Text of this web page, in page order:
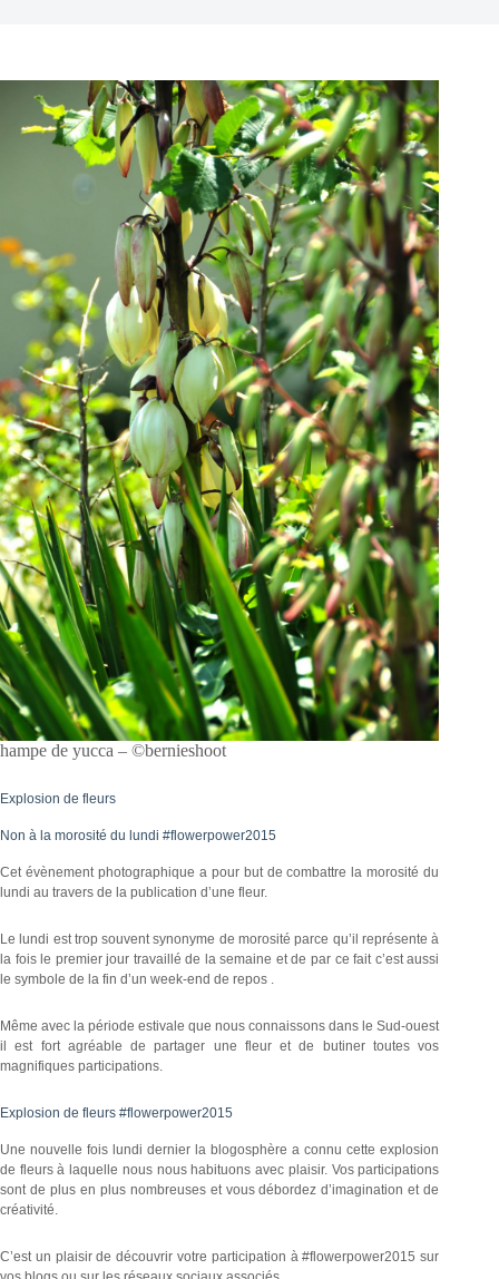
hampe de yucca – ©bernieshoot
Explosion de fleurs
Non à la morosité du lundi #flowerpower2015
Cet évènement photographique a pour but de combattre la morosité du
lundi au travers de la publication d’une fleur.
Le lundi est trop souvent synonyme de morosité parce qu’il représente à
la fois le premier jour travaillé de la semaine et de par ce fait c’est aussi
le symbole de la fin d’un week-end de repos .
Même avec la période estivale que nous connaissons dans le Sud-ouest
il est fort agréable de partager une fleur et de butiner toutes vos
magnifiques participations.
Explosion de fleurs #flowerpower2015
Une nouvelle fois lundi dernier la blogosphère a connu cette explosion
de fleurs à laquelle nous nous habituons avec plaisir. Vos participations
sont de plus en plus nombreuses et vous débordez d’imagination et de
créativité.
C’est un plaisir de découvrir votre participation à #flowerpower2015 sur